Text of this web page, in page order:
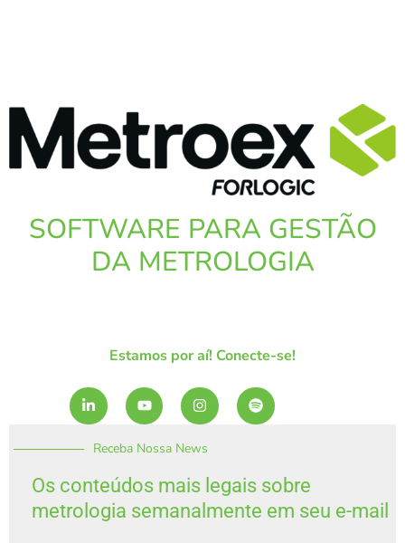
SOFTWARE PARA GESTÃO
DA METROLOGIA
Estamos por aí! Conecte-se!
L
i
n
e
i
n
-
i
Y
o
u
u
e
I
n
s
a
r
a
m
S
p
o
y
Receba Nossa News
Os conteúdos mais legais sobre
metrologia semanalmente em seu e-mail